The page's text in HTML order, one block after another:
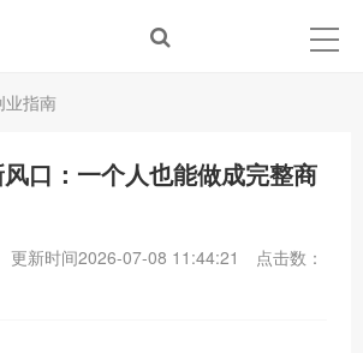
业指南
口：一个人也能做成完整商
更新时间2026-07-08 11:44:21
点击数：